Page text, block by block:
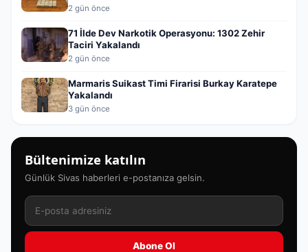
2 gün önce
71 İlde Dev Narkotik Operasyonu: 1302 Zehir
Taciri Yakalandı
2 gün önce
Marmaris Suikast Timi Firarisi Burkay Karatepe
Yakalandı
3 gün önce
Bültenimize katılın
Günlük Sivas haberleri e-postanıza gelsin.
Abone Ol